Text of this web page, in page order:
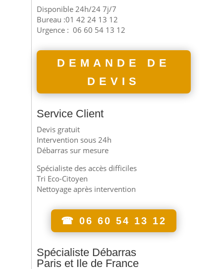
Disponible 24h/24 7j/7
Bureau :01 42 24 13 12
Urgence : 06 60 54 13 12
DEMANDE DE
DEVIS
Service Client
Devis gratuit
Intervention sous 24h
Débarras sur mesure
Spécialiste des accès difficiles
Tri Eco-Citoyen
Nettoyage après intervention
☎ 06 60 54 13 12
Spécialiste Débarras
Paris et Ile de France